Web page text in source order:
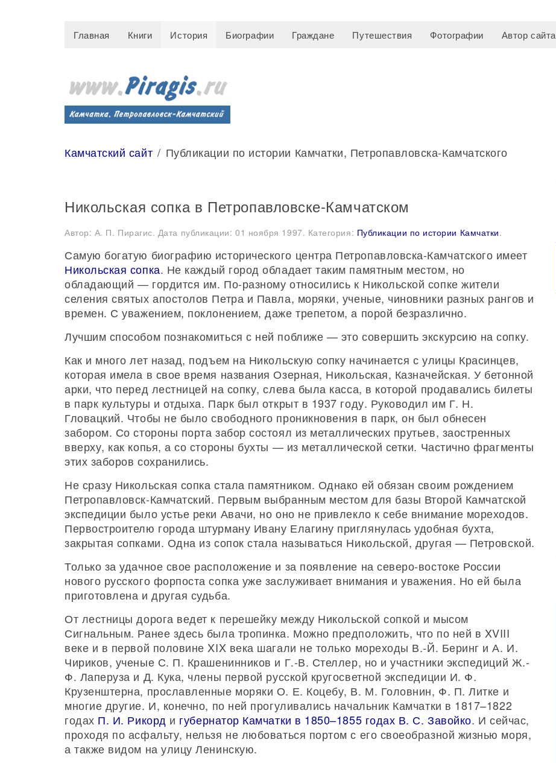
Главная Книги История Биографии Граждане Путешествия Фотографии Автор сайта
Камчатский сайт Публикации по истории Камчатки, Петропавловска-Камчатского
Никольская сопка в Петропавловске-Камчатском
Автор: А. П. Пирагис. Дата публикации:01 ноября 1997. Категория: Публикации по истории Камчатки.
Самую богатую биографию исторического центра Петропавловска-Камчатского имеет
Никольская сопка. Не каждый город обладает таким памятным местом, но
обладающий — гордится им. По-разному относились к Никольской сопке жители
селения святых апостолов Петра и Павла, моряки, ученые, чиновники разных рангов и
времен. С уважением, поклонением, даже трепетом, а порой безразлично.
Лучшим способом познакомиться с ней поближе — это совершить экскурсию на сопку.
Как и много лет назад, подъем на Никольскую сопку начинается с улицы Красинцев,
которая имела в свое время названия Озерная, Никольская, Казначейская. У бетонной
арки, что перед лестницей на сопку, слева была касса, в которой продавались билеты
в парк культуры и отдыха. Парк был открыт в 1937 году. Руководил им Г. Н.
Гловацкий. Чтобы не было свободного проникновения в парк, он был обнесен
забором. Со стороны порта забор состоял из металлических прутьев, заостренных
вверху, как копья, а со стороны бухты — из металлической сетки. Частично фрагменты
этих заборов сохранились.
Не сразу Никольская сопка стала памятником. Однако ей обязан своим рождением
Петропавловск-Камчатский. Первым выбранным местом для базы Второй Камчатской
экспедиции было устье реки Авачи, но оно не привлекло к себе внимание мореходов.
Первостроителю города штурману Ивану Елагину приглянулась удобная бухта,
закрытая сопками. Одна из сопок стала называться Никольской, другая — Петровской.
Только за удачное свое расположение и за появление на северо-востоке России
нового русского форпоста сопка уже заслуживает внимания и уважения. Но ей была
приготовлена и другая судьба.
От лестницы дорога ведет к перешейку между Никольской сопкой и мысом
Сигнальным. Ранее здесь была тропинка. Можно предположить, что по ней в XVIII
веке и в первой половине XIX века шагали не только мореходы В.-Й. Беринг и А. И.
Чириков, ученые С. П. Крашенинников и Г.-В. Стеллер, но и участники экспедиций Ж.-
Ф. Лаперуза и Д. Кука, члены первой русской кругосветной экспедиции И. Ф.
Крузенштерна, прославленные моряки О. Е. Коцебу, В. М. Головнин, Ф. П. Литке и
многие другие. И, конечно, по ней прогуливались начальник Камчатки в 1817–1822
годах П. И. Рикорд и губернатор Камчатки в 1850–1855 годах В. С. Завойко. И сейчас,
проходя по асфальту, нельзя не любоваться портом с его своеобразной жизнью моря,
а также видом на улицу Ленинскую.